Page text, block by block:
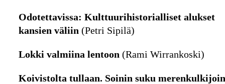
Odotettavissa: Kulttuurihistorialliset alukset
kansien väliin (Petri Sipilä)
Lokki valmiina lentoon (Rami Wirrankoski)
Koivistolta tullaan. Soinin suku